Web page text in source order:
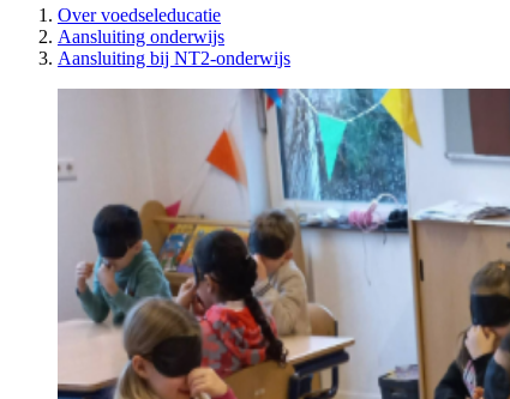
Over voedseleducatie
Aansluiting onderwijs
Aansluiting bij NT2-onderwijs